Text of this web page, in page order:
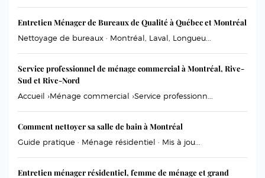
Entretien Ménager de Bureaux de Qualité à Québec et Montréal
Nettoyage de bureaux · Montréal, Laval, Longueu...
Service professionnel de ménage commercial à Montréal, Rive-
Sud et Rive-Nord
Accueil ›Ménage commercial ›Service professionn...
Comment nettoyer sa salle de bain à Montréal
Guide pratique · Ménage résidentiel · Mis à jou...
Entretien ménager résidentiel, femme de ménage et grand